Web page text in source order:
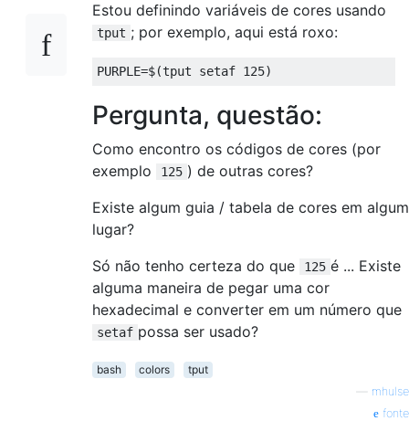
Estou definindo variáveis ​​de cores usando
tput ; por exemplo, aqui está roxo:
PURPLE=$(tput setaf 125)
Pergunta, questão:
Como encontro os códigos de cores (por
exemplo
125 ) de outras cores?
Existe algum guia / tabela de cores em algum
lugar?
Só não tenho certeza do que
125 é ... Existe
alguma maneira de pegar uma cor
hexadecimal e converter em um número que
setaf possa ser usado?
bash colors
tput
mhulse
fonte